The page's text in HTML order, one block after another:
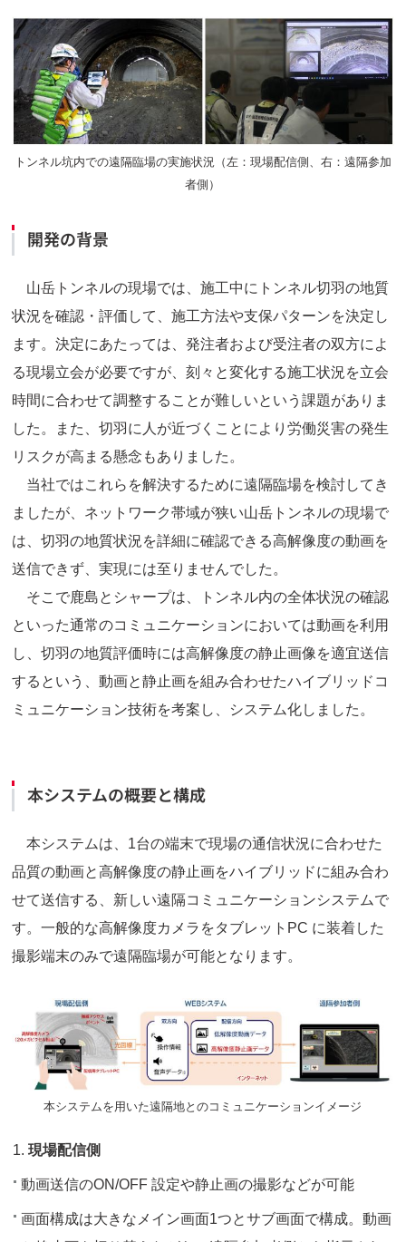
トンネル坑内での遠隔臨場の実施状況（左：現場配信側、右：遠隔参加
者側）
開発の背景
山岳トンネルの現場では、施工中にトンネル切羽の地質
状況を確認・評価して、施工方法や支保パターンを決定し
ます。決定にあたっては、発注者および受注者の双方によ
る現場立会が必要ですが、刻々と変化する施工状況を立会
時間に合わせて調整することが難しいという課題がありま
した。また、切羽に人が近づくことにより労働災害の発生
リスクが高まる懸念もありました。
当社ではこれらを解決するために遠隔臨場を検討してき
ましたが、ネットワーク帯域が狭い山岳トンネルの現場で
は、切羽の地質状況を詳細に確認できる高解像度の動画を
送信できず、実現には至りませんでした。
そこで鹿島とシャープは、トンネル内の全体状況の確認
といった通常のコミュニケーションにおいては動画を利用
し、切羽の地質評価時には高解像度の静止画像を適宜送信
するという、動画と静止画を組み合わせたハイブリッドコ
ミュニケーション技術を考案し、システム化しました。
本システムの概要と構成
本システムは、1台の端末で現場の通信状況に合わせた
品質の動画と高解像度の静止画をハイブリッドに組み合わ
せて送信する、新しい遠隔コミュニケーションシステムで
す。一般的な高解像度カメラをタブレットPC に装着した
撮影端末のみで遠隔臨場が可能となります。
本システムを用いた遠隔地とのコミュニケーションイメージ
現場配信側
動画送信のON/OFF 設定や静止画の撮影などが可能
画面構成は大きなメイン画面1つとサブ画面で構成。動画